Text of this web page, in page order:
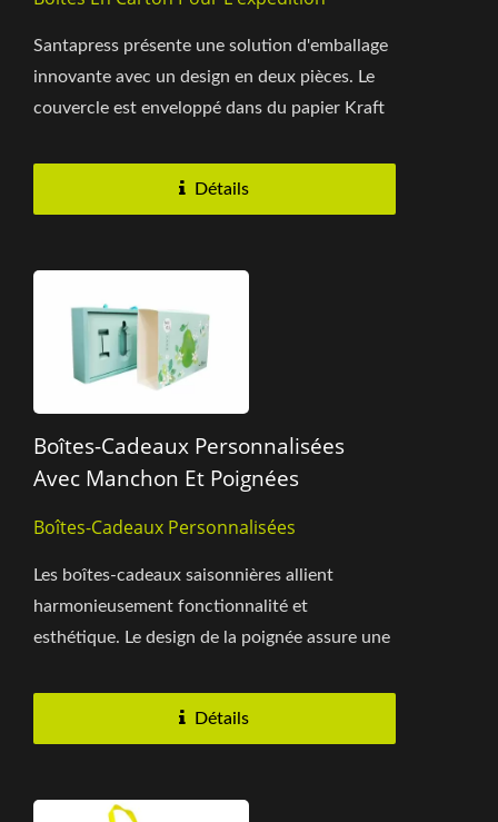
Santapress présente une solution d'emballage
innovante avec un design en deux pièces. Le
couvercle est enveloppé dans du papier Kraft
Détails
Boîtes-Cadeaux Personnalisées
Avec Manchon Et Poignées
Boîtes-Cadeaux Personnalisées
Les boîtes-cadeaux saisonnières allient
harmonieusement fonctionnalité et
esthétique. Le design de la poignée assure une
Détails